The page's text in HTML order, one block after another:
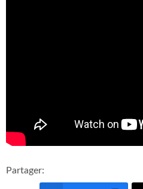
Partager: